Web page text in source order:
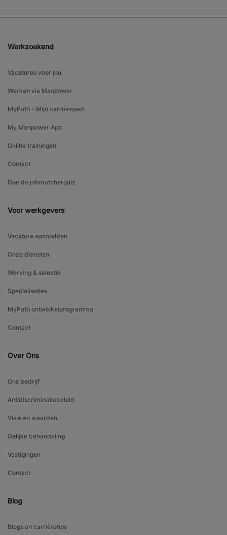
Werkzoekend
Vacatures voor jou
Werken via Manpower
MyPath - Mijn carrièrepad
My Manpower App
Online trainingen
Contact
Doe de jobmatcherquiz
Voor werkgevers
Vacature aanmelden
Onze diensten
Werving & selectie
Specialisaties
MyPath ontwikkelprogramma
Contact
Over Ons
Ons bedrijf
Antidiscriminatiebeleid
Visie en waarden
Gelijke behandeling
Vestigingen
Contact
Blog
Blogs en carrièretips